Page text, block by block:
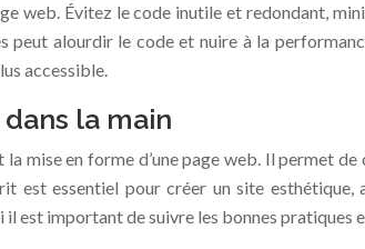
Évitez le code inutile et redondant,
peut alourdir le code et nuire à la
accessible.
la main
mise en forme d’une page web. Il permet
est essentiel pour créer un site
est important de suivre les bonnes pratiques